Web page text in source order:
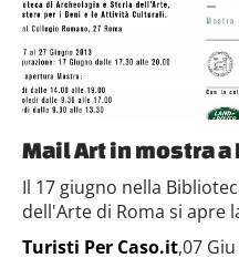
Mail Art in mostra a
Il 17 giugno nella
dell'Arte di Roma si apre
Turisti Per Caso.it,07